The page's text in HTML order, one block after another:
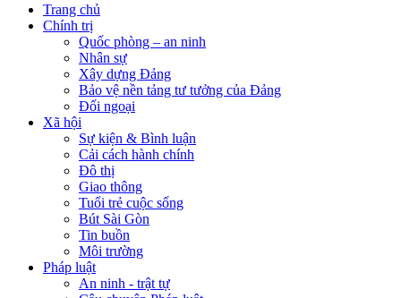
Trang chủ
Chính trị
Quốc phòng – an ninh
Nhân sự
Xây dựng Đảng
Bảo vệ nền tảng tư tưởng của Đảng
Đối ngoại
Xã hội
Sự kiện & Bình luận
Cải cách hành chính
Đô thị
Giao thông
Tuổi trẻ cuộc sống
Bút Sài Gòn
Tin buồn
Môi trường
Pháp luật
An ninh - trật tự